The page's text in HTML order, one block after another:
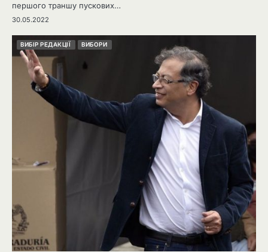
першого траншу пускових…
30.05.2022
ВИБІР РЕДАКЦІЇ ВИБОРИ